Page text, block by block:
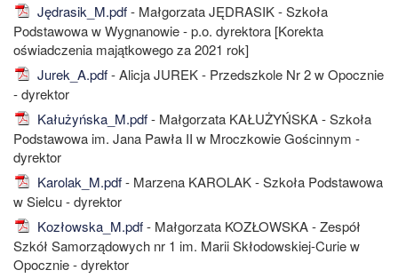
Jędrasik_M.pdf- Małgorzata JĘDRASIK - Szkoła
Podstawowa w Wygnanowie - p.o. dyrektora [Korekta
oświadczenia majątkowego za 2021 rok]
Jurek_A.pdf- Alicja JUREK - Przedszkole Nr 2 w Opocznie
- dyrektor
Kałużyńska_M.pdf- Małgorzata KAŁUŻYŃSKA - Szkoła
Podstawowa im. Jana Pawła II w Mroczkowie Gościnnym -
dyrektor
Karolak_M.pdf- Marzena KAROLAK - Szkoła Podstawowa
w Sielcu - dyrektor
Kozłowska_M.pdf- Małgorzata KOZŁOWSKA - Zespół
Szkół Samorządowych nr 1 im. Marii Skłodowskiej-Curie w
Opocznie - dyrektor